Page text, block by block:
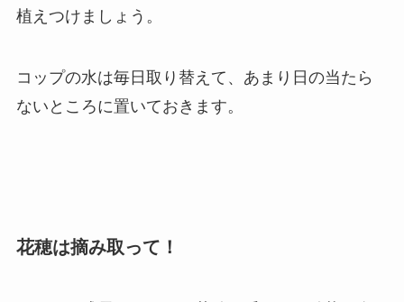
植えつけましょう。
コップの水は毎日取り替えて、あまり日の当たら
ないところに置いておきます。
花穂は摘み取って！